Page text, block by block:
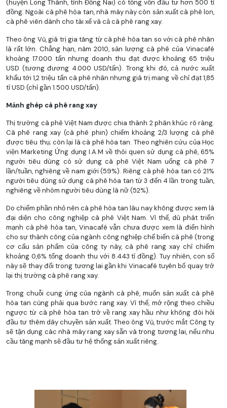
(huyện Long Thành, tỉnh Đồng Nai) có tổng vốn đầu tư hơn 500 tỉ
đồng. Ngoài cà phê hòa tan, nhà máy này còn sản xuất cà phê lon,
cà phê viên dành cho tài xế và cả cà phê rang xay.
Theo ông Vũ, giá trị gia tăng từ cà phê hòa tan so với cà phê nhân
là rất lớn. Chẳng hạn, năm 2010, sản lượng cà phê của Vinacafé
khoảng 17.000 tấn nhưng doanh thu đạt được khoảng 65 triệu
USD (tương đương 4.000 USD/tấn). Trong khi đó, cả nước xuất
khẩu tới 1,2 triệu tấn cà phê nhân nhưng giá trị mang về chỉ đạt 1,85
tỉ USD (chỉ gần 1.500 USD/tấn).
Mảnh ghép cà phê rang xay
Thị trường cà phê Việt Nam được chia thành 2 phân khúc rõ ràng.
Cà phê rang xay (cà phê phin) chiếm khoảng 2/3 lượng cà phê
được tiêu thụ; còn lại là cà phê hòa tan. Theo nghiên cứu của Học
viện Marketing Ứng dụng I.A.M về thói quen sử dụng cà phê, 65%
người tiêu dùng có sử dụng cà phê Việt Nam uống cà phê 7
lần/tuần, nghiêng về nam giới (59%). Riêng cà phê hòa tan có 21%
người tiêu dùng sử dụng cà phê hòa tan từ 3 đến 4 lần trong tuần,
nghiêng về nhóm người tiêu dùng là nữ (52%).
Do chiếm phần nhỏ nên cà phê hòa tan lâu nay không được xem là
đại diện cho công nghiệp cà phê Việt Nam. Vì thế, dù phát triển
mạnh cà phê hòa tan, Vinacafé vẫn chưa được xem là điển hình
cho sự thành công của ngành công nghiệp chế biến cà phê (trong
cơ cấu sản phẩm của công ty này, cà phê rang xay chỉ chiếm
khoảng 0,6% tổng doanh thu với 8.443 tỉ đồng). Tuy nhiên, con số
này sẽ thay đổi trong tương lai gần khi Vinacafé tuyên bố quay trở
lại thị trường cà phê rang xay.
Trong chuỗi cung ứng của ngành cà phê, muốn sản xuất cà phê
hòa tan cũng phải qua bước rang xay. Vì thế, mở rộng theo chiều
ngược từ cà phê hòa tan trở về rang xay hầu như không đòi hỏi
đầu tư thêm dây chuyền sản xuất. Theo ông Vũ, trước mắt Công ty
sẽ tận dụng các nhà máy rang xay sẵn và trong tương lai, nếu nhu
cầu tăng mạnh sẽ đầu tư hệ thống sản xuất riêng.